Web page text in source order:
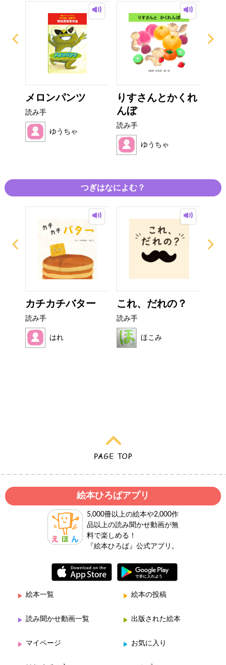
メロンパンツ
読み手
ゆうちゃ
りすさんとかくれ
んぼ
読み手
ゆうちゃ
つぎはなによむ？
カチカチバター
読み手
はれ
これ、だれの？
読み手
ほこみ
絵本ひろばアプリ
5,000冊以上の絵本や2,000作
品以上の読み聞かせ動画が無
料で楽しめる！
『絵本ひろば』公式アプリ。
絵本一覧 絵本の投稿
読み聞かせ動画一覧 出版された絵本
マイページ お気に入り